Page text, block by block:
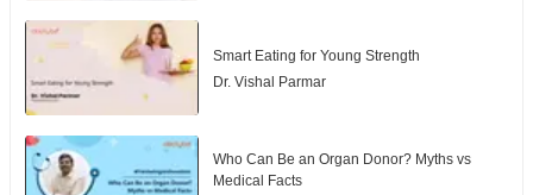
Smart Eating for Young Strength
Dr. Vishal Parmar
Who Can Be an Organ Donor? Myths vs
Medical Facts